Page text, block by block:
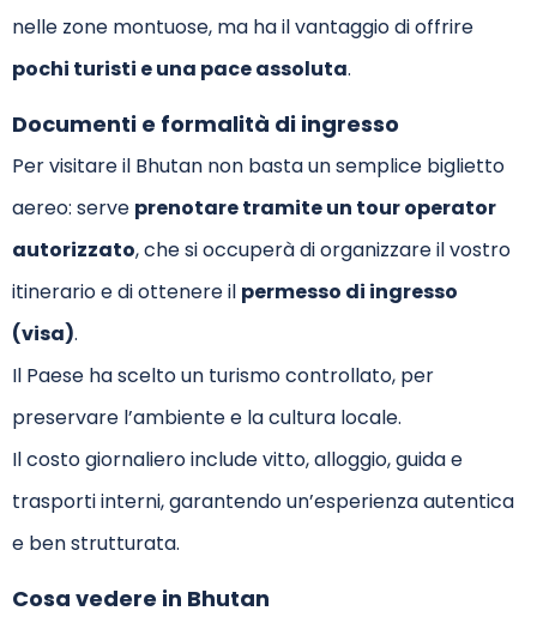
nelle zone montuose, ma ha il vantaggio di offrire
pochi turisti e una pace assoluta.
Documenti e formalità di ingresso
Per visitare il Bhutan non basta un semplice biglietto
aereo: serve prenotare tramite un tour operator
autorizzato, che si occuperà di organizzare il vostro
itinerario e di ottenere il permesso di ingresso
(visa).
Il Paese ha scelto un turismo controllato, per
preservare l’ambiente e la cultura locale.
Il costo giornaliero include vitto, alloggio, guida e
trasporti interni, garantendo un’esperienza autentica
e ben strutturata.
Cosa vedere in Bhutan